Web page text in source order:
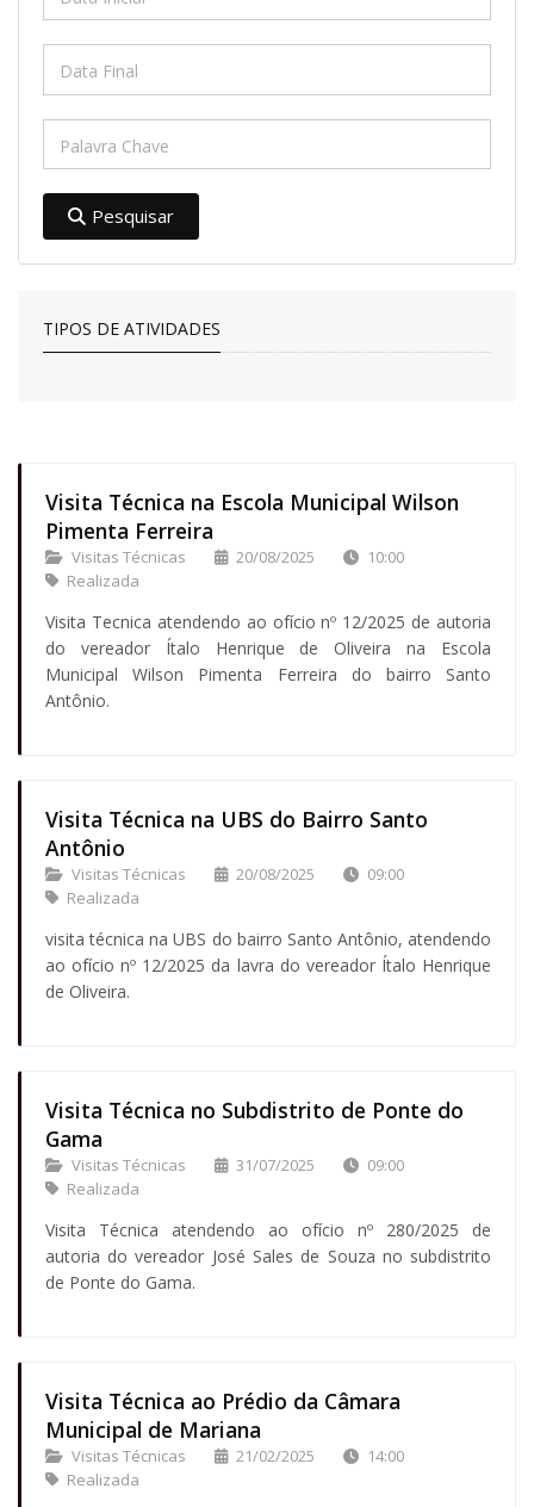
Visita Técnica na Escola Municipal Wilson
Pimenta Ferreira
Visitas Técnicas 20/08/2025
10:00
Realizada
Visita Tecnica atendendo ao ofício nº 12/2025 de autoria
do vereador Ítalo Henrique de Oliveira na Escola
Municipal Wilson Pimenta Ferreira do bairro Santo
Antônio.
Visita Técnica na UBS do Bairro Santo
Antônio
Visitas Técnicas 20/08/2025
09:00
Realizada
visita técnica na UBS do bairro Santo Antônio, atendendo
ao ofício nº 12/2025 da lavra do vereador Ítalo Henrique
de Oliveira.
Visita Técnica no Subdistrito de Ponte do
Gama
Visitas Técnicas 31/07/2025
09:00
Realizada
Visita Técnica atendendo ao ofício nº 280/2025 de
autoria do vereador José Sales de Souza no subdistrito
de Ponte do Gama.
Visita Técnica ao Prédio da Câmara
Municipal de Mariana
Visitas Técnicas 21/02/2025
14:00
Realizada
Pesquisar
TIPOS DE ATIVIDADES